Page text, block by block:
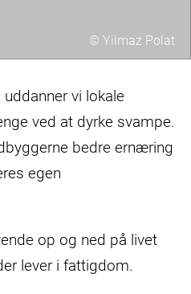
© Yilmaz Polat
vi lokale
ved at dyrke svampe.
bedre ernæring
egen
op og ned på livet
lever i fattigdom.